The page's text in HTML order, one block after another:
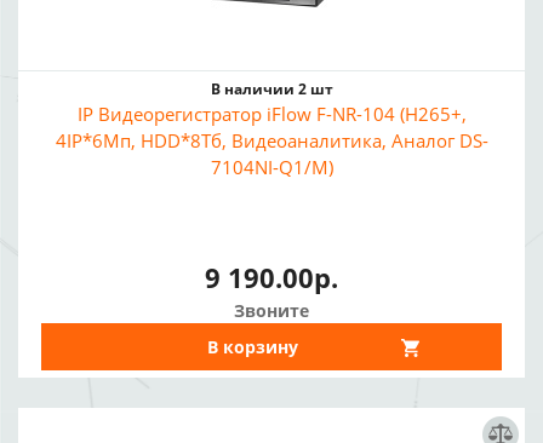
В наличии 2 шт
IP Видеорегистратор iFlow F-NR-104 (H265+,
4IP*6Мп, HDD*8Тб, Видеоаналитика, Аналог DS-
7104NI-Q1/M)
9 190.00р.
Звоните
В корзину